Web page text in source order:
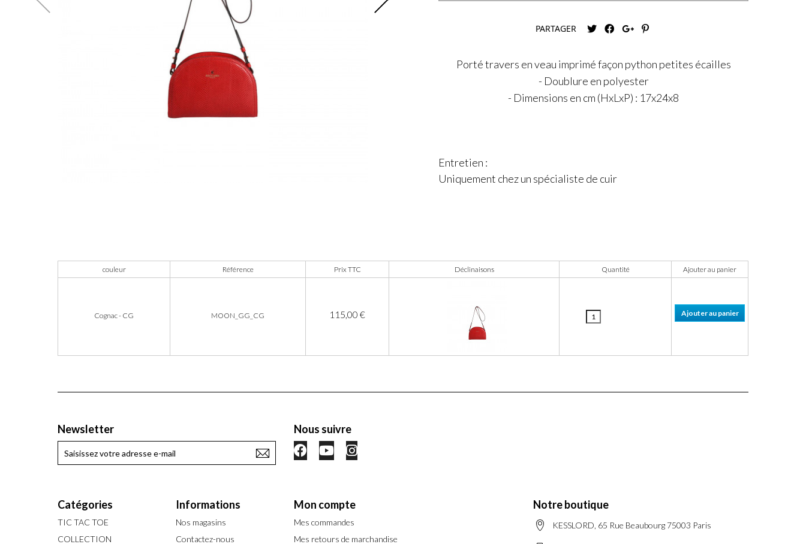
PARTAGER
Porté travers en veau imprimé façon python petites écailles
- Doublure en polyester
- Dimensions en cm (HxLxP) : 17x24x8
Entretien :
Uniquement chez un spécialiste de cuir
couleur Référence Prix TTC Déclinaisons Quantité Ajouter au panier
Cognac - CG MOON_GG_CG 115,00 €
Newsletter Nous suivre
Catégories
TIC TAC TOE
COLLECTION
Informations
Nos magasins
Contactez-nous
Mon compte
Mes commandes
Mes retours de marchandise
Notre boutique
KESSLORD, 65 Rue Beaubourg 75003 Paris